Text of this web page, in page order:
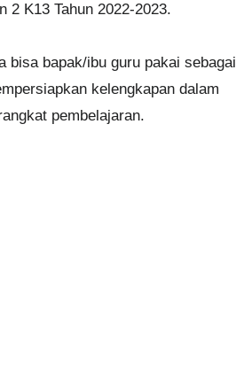
2 K13 Tahun 2022-2023.
bisa bapak/ibu guru pakai sebagai
kelengkapan dalam
pembelajaran.